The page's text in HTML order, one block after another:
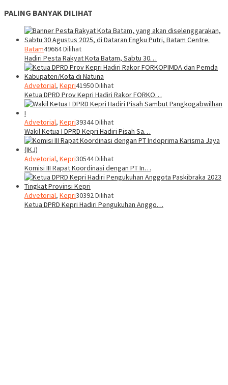
PALING BANYAK DILIHAT
Batam49664 Dilihat
Hadiri Pesta Rakyat Kota Batam, Sabtu 30…
Advetorial, Kepri41950 Dilihat
Ketua DPRD Prov Kepri Hadiri Rakor FORKO…
Advetorial, Kepri39344 Dilihat
Wakil Ketua I DPRD Kepri Hadiri Pisah Sa…
Advetorial, Kepri30544 Dilihat
Komisi III Rapat Koordinasi dengan PT In…
Advetorial, Kepri30392 Dilihat
Ketua DPRD Kepri Hadiri Pengukuhan Anggo…